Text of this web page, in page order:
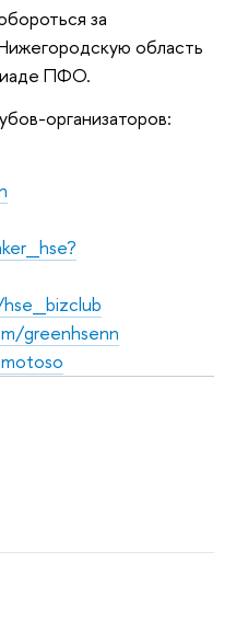
за
область
ПФО.
организаторов:
greenhsenn